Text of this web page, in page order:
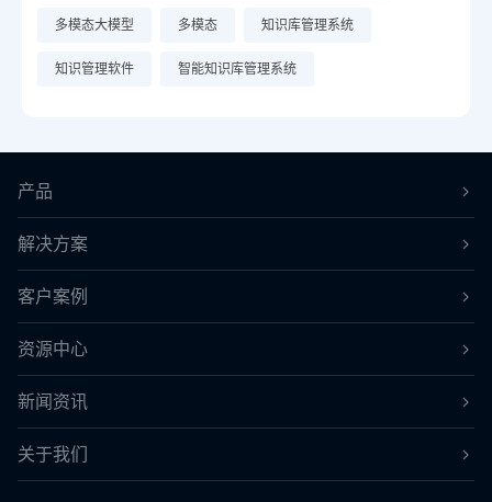
多模态大模型 多模态 知识库管理系统
知识管理软件 智能知识库管理系统
产品
解决方案
客户案例
资源中心
新闻资讯
关于我们